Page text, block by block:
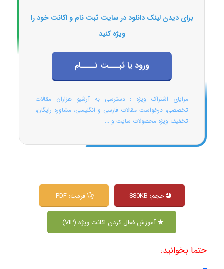
برای دیدن لینک دانلود در سایت ثبت نام و اکانت خود را
ویژه کنید
ورود یا ثبـــت نــــام
مزایای اشتراک ویژه : دسترسی به آرشیو هزاران مقالات
تخصصی، درخواست مقالات فارسی و انگلیسی، مشاوره رایگان،
تخفیف ویژه محصولات سایت و ...
حجم: 880KB فرمت: PDF
آموزش فعال کردن اکانت ویژه (VIP)
حتما بخوانید: